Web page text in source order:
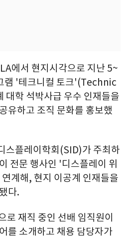
에서 현지시각으로 지난 5~
램 '테크니컬 토크'(Technic
학 석박사급 우수 인재들을
유하고 조직 문화를 홍보했
스플레이학회(SID)가 주최하
전문 행사인 '디스플레이 위
계해, 현지 이공계 인재들을
다.
로 재직 중인 선배 임직원이
를 소개하고 채용 담당자가